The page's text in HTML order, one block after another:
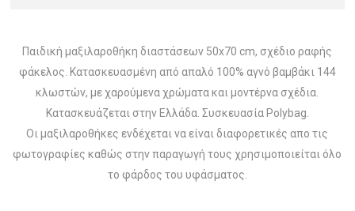
Παιδική μαξιλαροθήκη διαστάσεων 50x70 cm, σχέδιο ραφής
φάκελος. Κατασκευασμένη από απαλό 100% αγνό βαμβάκι 144
κλωστών, με χαρούμενα χρώματα και μοντέρνα σχέδια.
Κατασκευάζεται στην Ελλάδα. Συσκευασία Polybag.
Οι μαξιλαροθήκες ενδέχεται να είναι διαφορετικές απο τις
φωτογραφίες καθώς στην παραγωγή τους χρησιμοποιείται όλο
το φάρδος του υφάσματος.